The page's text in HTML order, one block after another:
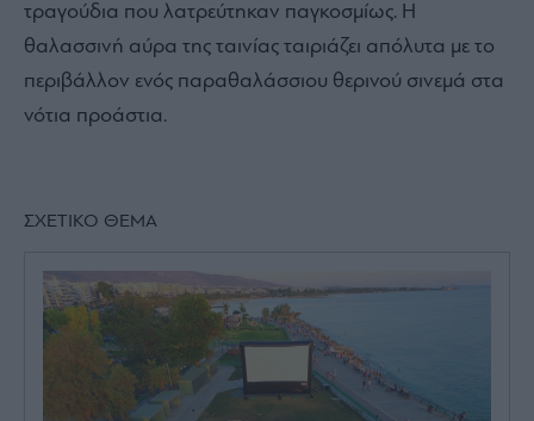
τραγούδια που λατρεύτηκαν παγκοσμίως. Η
θαλασσινή αύρα της ταινίας ταιριάζει απόλυτα με το
περιβάλλον ενός παραθαλάσσιου θερινού σινεμά στα
νότια προάστια.
ΣΧΕΤΙΚΟ ΘΕΜΑ